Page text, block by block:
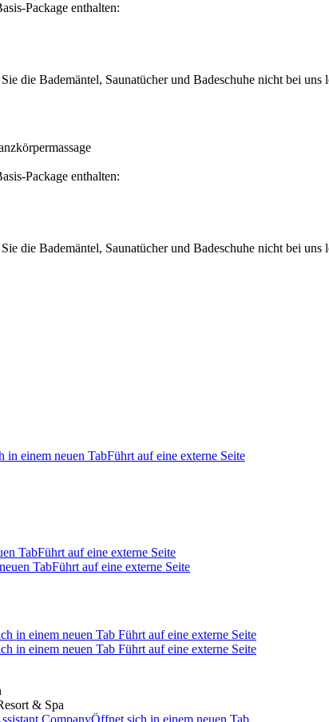
Package enthalten:
die Bademäntel, Saunatücher und Badeschuhe nicht bei
Package enthalten:
die Bademäntel, Saunatücher und Badeschuhe nicht bei
in einem neuen TabFührt auf eine externe Seite
TabFührt auf eine externe Seite
TabFührt auf eine externe Seite
in einem neuen Tab Führt auf eine externe Seite
in einem neuen Tab Führt auf eine externe Seite
& Spa
CompanyÖffnet sich in einem neuen Tab